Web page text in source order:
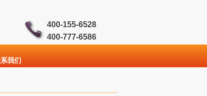
400-155-6528
400-777-6586
我们